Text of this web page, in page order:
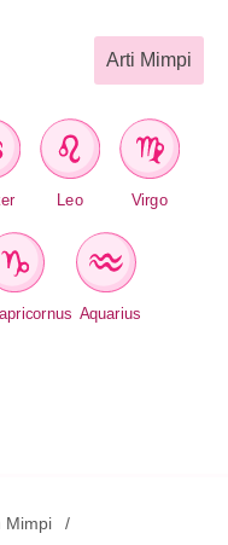
Arti Mimpi
Leo Virgo
Aquarius
Mimpi